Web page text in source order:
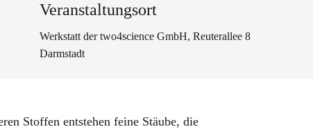
Veranstaltungsort
Werkstatt der two4science GmbH, Reuterallee 8
Darmstadt
Stoffen entstehen feine Stäube, die